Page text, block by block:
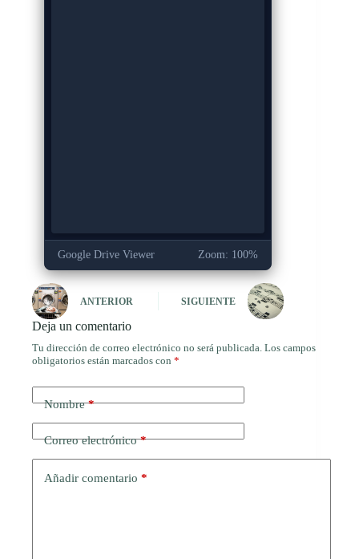
Google Drive Viewer Zoom: 100%
ANTERIOR SIGUIENTE
Deja un comentario
Tu dirección de correo electrónico no será publicada. Los campos
obligatorios están marcados con *
Nombre*
Correo electrónico*
Añadir comentario *